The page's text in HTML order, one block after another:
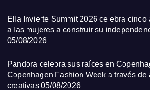
Ella Invierte Summit 2026 celebra cinco
a las mujeres a construir su
05/08/2026
Pandora celebra sus raíces en
Copenhagen Fashion Week a través de
creativas 05/08/2026